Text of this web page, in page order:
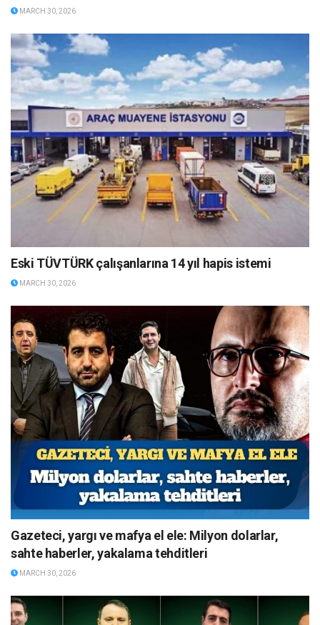
MARCH 30, 2026
Eski TÜVTÜRK çalışanlarına 14 yıl hapis istemi
MARCH 30, 2026
Gazeteci, yargı ve mafya el ele: Milyon dolarlar,
sahte haberler, yakalama tehditleri
MARCH 30, 2026